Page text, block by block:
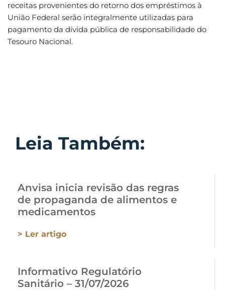
receitas provenientes do retorno dos empréstimos à
União Federal serão integralmente utilizadas para
pagamento da dívida pública de responsabilidade do
Tesouro Nacional.
Leia Também:
Anvisa inicia revisão das regras
de propaganda de alimentos e
medicamentos
> Ler artigo
Informativo Regulatório
Sanitário – 31/07/2026